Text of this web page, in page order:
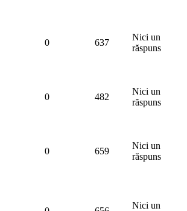
0 637
Nici un
răspuns
0 482
Nici un
răspuns
0 659
Nici un
răspuns
Nici un